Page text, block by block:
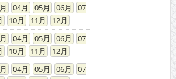
04 05 06
07
10 11
12
04 05 06
07
10 11
12
04 05 06
07